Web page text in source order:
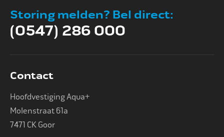
Storing melden? Bel direct:
(0547) 286 000
Contact
Hoofdvestiging Aqua+
Molenstraat 61a
7471 CK Goor